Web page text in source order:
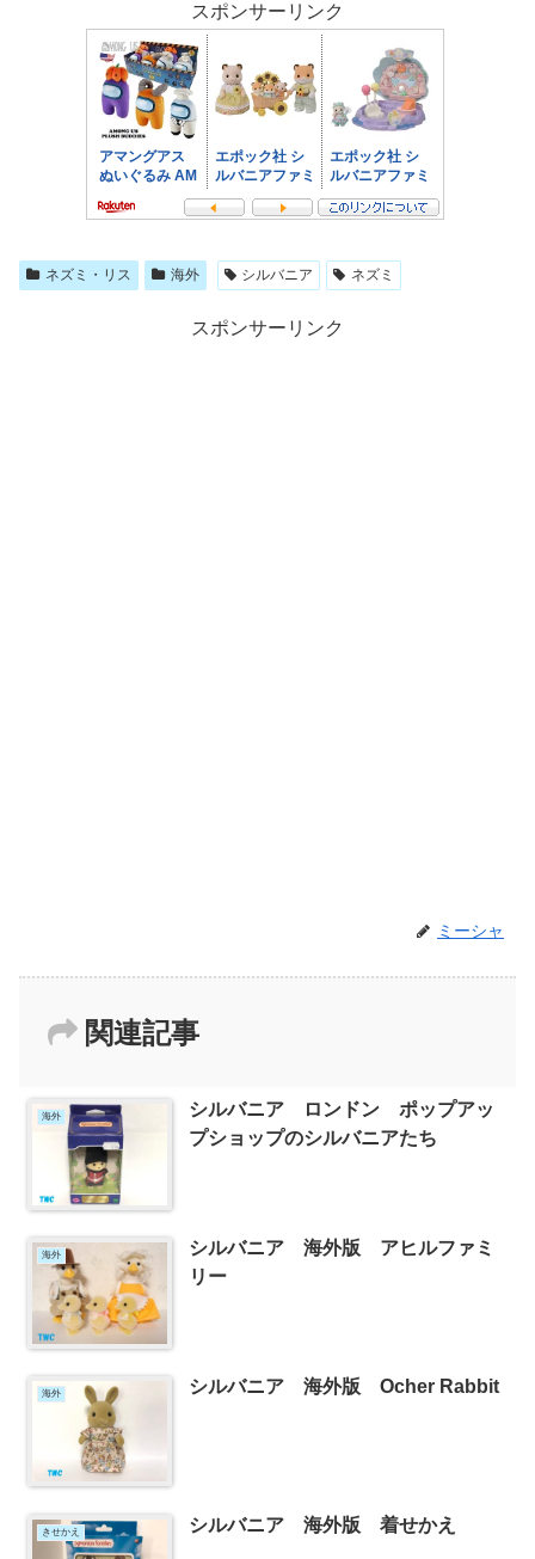
スポンサーリンク
ネズミ・リス 海外 シルバニア ネズミ
スポンサーリンク
ミーシャ
関連記事
海外
シルバニア ロンドン ポップアッ
プショップのシルバニアたち
海外
シルバニア 海外版 アヒルファミ
リー
海外 シルバニア 海外版 Ocher Rabbit
きせかえ シルバニア 海外版 着せかえ